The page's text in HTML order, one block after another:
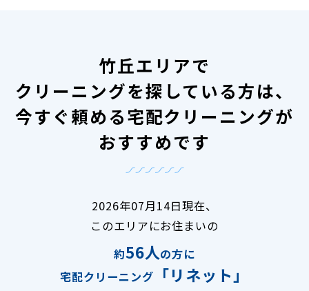
竹丘エリアで
クリーニングを探している方は、
今すぐ頼める宅配クリーニングが
おすすめです
2026年07月14日現在、
このエリアにお住まいの
約56人の方に
宅配クリーニング
「リネット」